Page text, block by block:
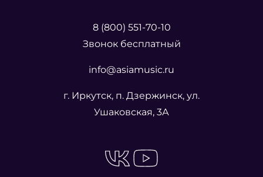
8 (800) 551-70-10
Звонок бесплатный
info@asiamusic.ru
г. Иркутск, п. Дзержинск, ул.
Ушаковская, 3А